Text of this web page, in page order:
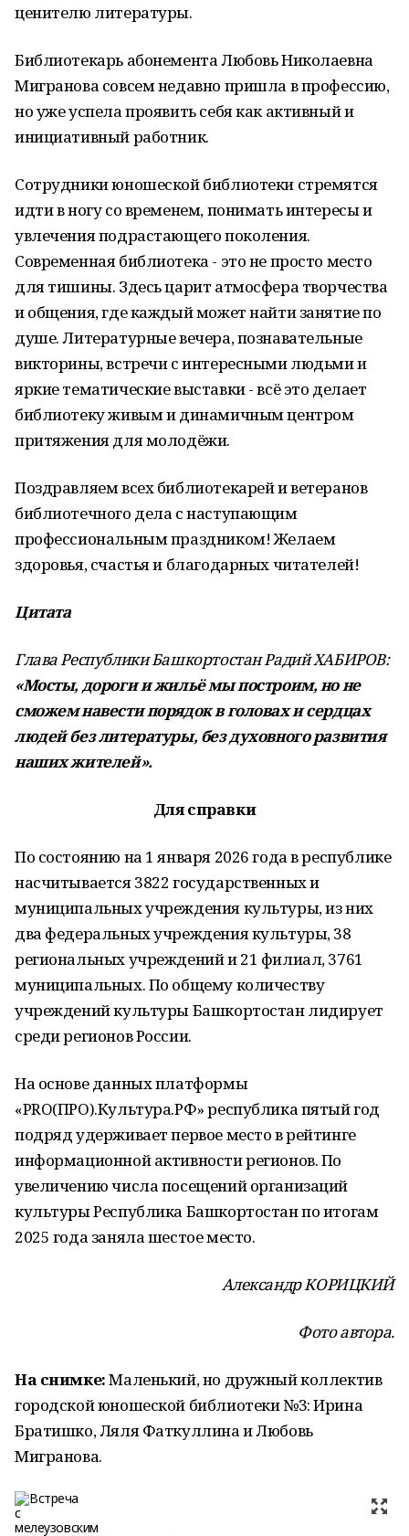
ценителю литературы.
Библиотекарь абонемента Любовь Николаевна
Мигранова совсем недавно пришла в профессию,
но уже успела проявить себя как активный и
инициативный работник.
Сотрудники юношеской библиотеки стремятся
идти в ногу со временем, понимать интересы и
увлечения подрастающего поколения.
Современная библиотека - это не просто место
для тишины. Здесь царит атмосфера творчества
и общения, где каждый может найти занятие по
душе. Литературные вечера, познавательные
викторины, встречи с интересными людьми и
яркие тематические выставки - всё это делает
библиотеку живым и динамичным центром
притяжения для молодёжи.
Поздравляем всех библиотекарей и ветеранов
библиотечного дела с наступающим
профессиональным праздником! Желаем
здоровья, счастья и благодарных читателей!
Цитата
Глава Республики Башкортостан Радий ХАБИРОВ:
«Мосты, дороги и жильё мы построим, но не
сможем навести порядок в головах и сердцах
людей без литературы, без духовного развития
наших жителей».
Для справки
По состоянию на 1 января 2026 года в республике
насчитывается 3822 государственных и
муниципальных учреждения культуры, из них
два федеральных учреждения культуры, 38
региональных учреждений и 21 филиал, 3761
муниципальных. По общему количеству
учреждений культуры Башкортостан лидирует
среди регионов России.
На основе данных платформы
«PRO(ПРО).Культура.РФ» республика пятый год
подряд удерживает первое место в рейтинге
информационной активности регионов. По
увеличению числа посещений организаций
культуры Республика Башкортостан по итогам
2025 года заняла шестое место.
Александр КОРИЦКИЙ
Фото автора.
На снимке:Маленький, но дружный коллектив
городской юношеской библиотеки №3: Ирина
Братишко, Ляля Фаткуллина и Любовь
Мигранова.